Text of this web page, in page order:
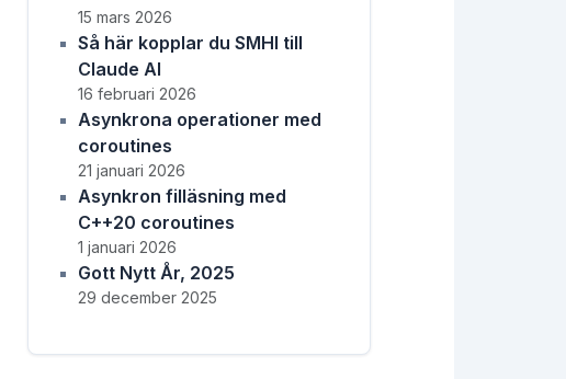
15 mars 2026
Så här kopplar du SMHI till
Claude AI
16 februari 2026
Asynkrona operationer med
coroutines
21 januari 2026
Asynkron filläsning med
C++20 coroutines
1 januari 2026
Gott Nytt År, 2025
29 december 2025